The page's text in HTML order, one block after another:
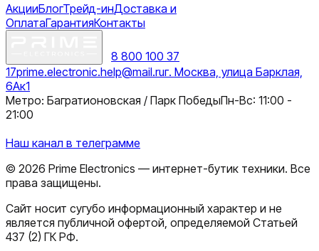
АкцииБлогТрейд-инДоставка и
ОплатаГарантияКонтакты
8 800 100 37
17prime.electronic.help@mail.ruг. Москва, улица Барклая,
6Ак1
Метро: Багратионовская / Парк ПобедыПн-Вс: 11:00 -
21:00
Наш канал в телеграмме
© 2026 Prime Electronics — интернет-бутик техники. Все
права защищены.
Сайт носит сугубо информационный характер и не
является публичной офертой, определяемой Статьей
437 (2) ГК РФ.